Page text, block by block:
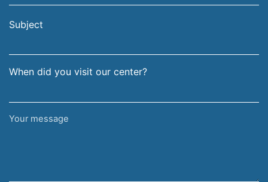
surname
email
address
Subject
When did you visit our center?
Your